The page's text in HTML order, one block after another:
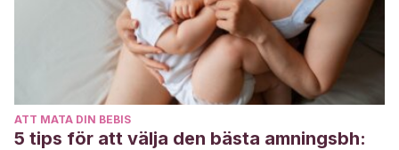
ATT MATA DIN BEBIS
5 tips för att välja den bästa amningsbh: